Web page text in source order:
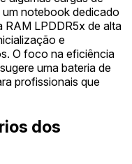
notebook dedicado
RAM LPDDR5x de alta
e
O foco na eficiência
uma bateria de
profissionais que
dos